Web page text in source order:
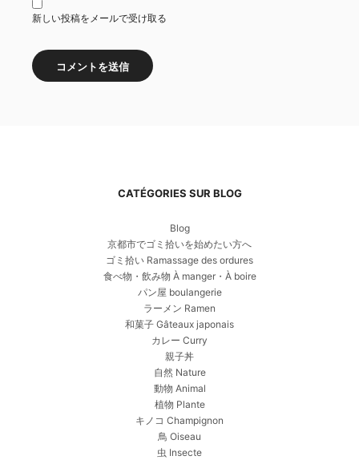
新しい投稿をメールで受け取る
CATÉGORIES SUR BLOG
Blog
京都市でゴミ拾いを始めたい方へ
ゴミ拾い Ramassage des ordures
食べ物・飲み物 À manger・À boire
パン屋 boulangerie
ラーメン Ramen
和菓子 Gâteaux japonais
カレー Curry
親子丼
自然 Nature
動物 Animal
植物 Plante
キノコ Champignon
鳥 Oiseau
虫 Insecte